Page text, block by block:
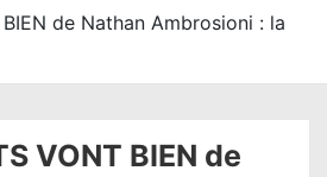
BIEN de Nathan Ambrosioni : la
VONT BIEN de